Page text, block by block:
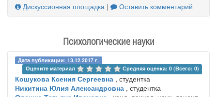
Дискуссионная площадка | Оставить комментарий
Психологические науки
Дата публикации: 13.12.2017 г.
Оцените материал
Средняя оценка: 0 (Всего: 0)
Кошукова Ксения Сергеевна , студентка
Никитина Юлия Александровна , студентка